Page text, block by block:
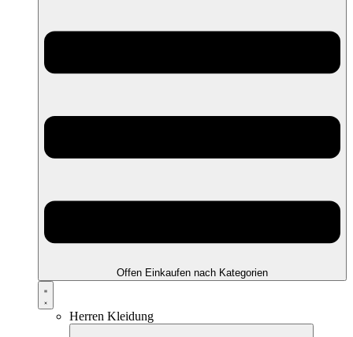
Offen Einkaufen nach Kategorien
Herren Kleidung